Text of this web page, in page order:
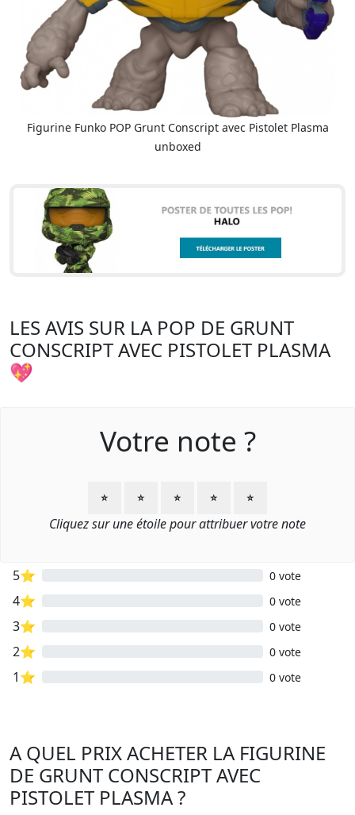
Figurine Funko POP Grunt Conscript avec Pistolet Plasma
unboxed
LES AVIS SUR LA POP DE GRUNT
CONSCRIPT AVEC PISTOLET PLASMA
💖
Votre note ?
⭐ ⭐ ⭐ ⭐ ⭐
Cliquez sur une étoile pour attribuer votre note
5⭐ 0 vote
4⭐ 0 vote
3⭐ 0 vote
2⭐ 0 vote
1⭐ 0 vote
A QUEL PRIX ACHETER LA FIGURINE
DE GRUNT CONSCRIPT AVEC
PISTOLET PLASMA ?